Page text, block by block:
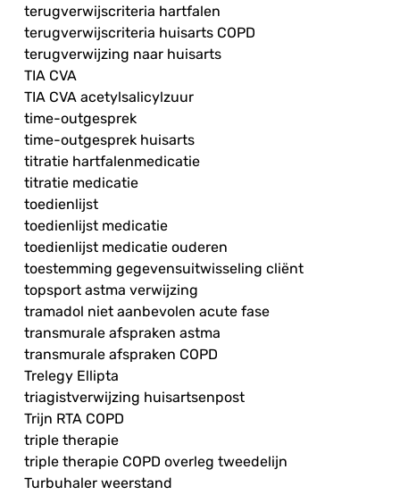
terugverwijscriteria hartfalen
terugverwijscriteria huisarts COPD
terugverwijzing naar huisarts
TIA CVA
TIA CVA acetylsalicylzuur
time-outgesprek
time-outgesprek huisarts
titratie hartfalenmedicatie
titratie medicatie
toedienlijst
toedienlijst medicatie
toedienlijst medicatie ouderen
toestemming gegevensuitwisseling cliënt
topsport astma verwijzing
tramadol niet aanbevolen acute fase
transmurale afspraken astma
transmurale afspraken COPD
Trelegy Ellipta
triagistverwijzing huisartsenpost
Trijn RTA COPD
triple therapie
triple therapie COPD overleg tweedelijn
Turbuhaler weerstand